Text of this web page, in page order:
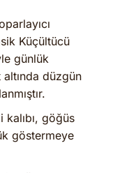
Küçültücü
günlük
altında düzgün
kalıbı, göğüs
göstermeye